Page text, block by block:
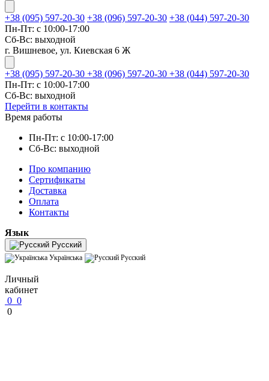
+38 (095) 597-20-30 +38 (096) 597-20-30 +38 (044) 597-20-30
Пн-Пт: с 10:00-17:00
Сб-Вс: выходной
г. Вишневое, ул. Киевская 6 Ж
+38 (095) 597-20-30 +38 (096) 597-20-30 +38 (044) 597-20-30
Пн-Пт: с 10:00-17:00
Сб-Вс: выходной
Перейти в контакты
Время работы
Пн-Пт: с 10:00-17:00
Сб-Вс: выходной
Про компанию
Сертификаты
Доставка
Оплата
Контакты
Язык
Русский
Українська Русский
Личный
кабинет
0 0
0